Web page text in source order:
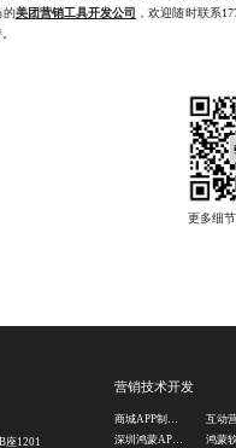
的美团营销工具开发公司
，欢迎随时联系
座1201
营销技术开发
深圳鸿蒙APP改造